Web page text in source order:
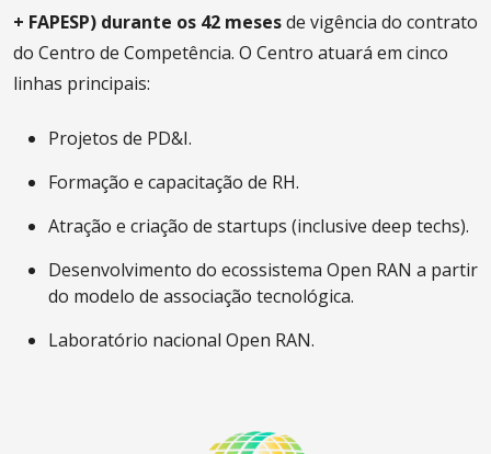
+ FAPESP) durante os 42 mesesde vigência do contrato
do Centro de Competência. O Centro atuará em cinco
linhas principais:
Projetos de PD&I.
Formação e capacitação de RH.
Atração e criação de startups (inclusive deep techs).
Desenvolvimento do ecossistema Open RAN a partir
do modelo de associação tecnológica.
Laboratório nacional Open RAN.